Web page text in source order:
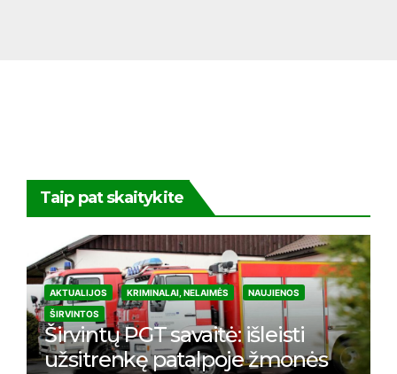
Taip pat skaitykite
AKTUALIJOS KRIMINALAI, NELAIMĖS
NAUJIENOS
ŠIRVINTOS
Širvintų PGT savaitė: išleisti
užsitrenkę patalpoje žmonės